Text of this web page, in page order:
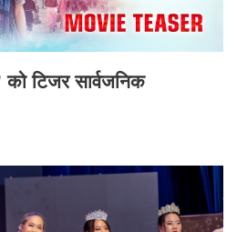
को टिजर सार्वजनिक